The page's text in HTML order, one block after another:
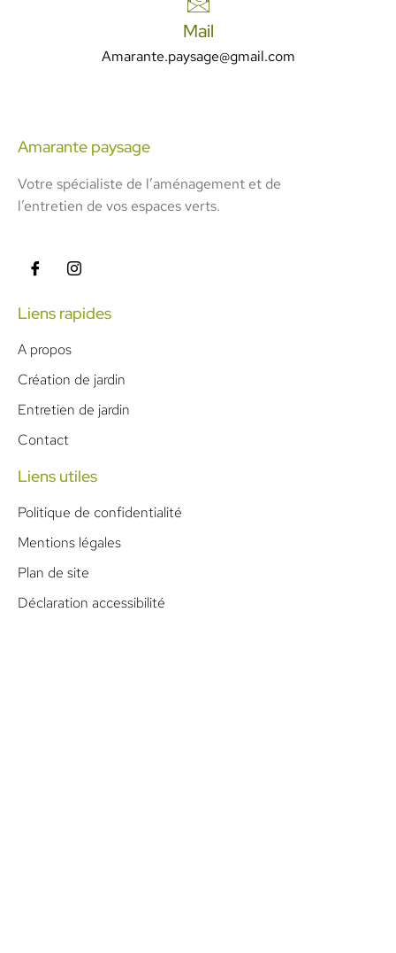
Mail
Amarante.paysage@gmail.com
Amarante paysage
Votre spécialiste de l’aménagement et de
l’entretien de vos espaces verts.
Liens rapides
A propos
Création de jardin
Entretien de jardin
Contact
Liens utiles
Politique de confidentialité
Mentions légales
Plan de site
Déclaration accessibilité